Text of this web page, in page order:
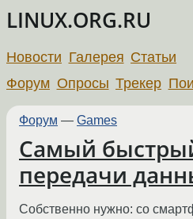
LINUX.ORG.RU
Новости Галерея Статьи
Форум Опросы Трекер
Форум — Games
Самый
передачи
Собственно нужно: со